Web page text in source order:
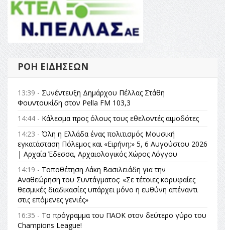
ΡΟΉ ΕΙΔΉΣΕΩΝ
13:39 - Συνέντευξη Δημάρχου Πέλλας Στάθη
Φουντουκίδη στον Pella FM 103,3
14:44 - Κάλεσμα προς όλους τους εθελοντές αιμοδότες
14:23 - Όλη η Ελλάδα ένας πολιτισμός Μουσική
εγκατάσταση Πόλεμος και «Ειρήνη;» 5, 6 Αυγούστου 2026
| Αρχαία Έδεσσα, Αρχαιολογικός Χώρος Λόγγου
14:19 - Τοποθέτηση Λάκη Βασιλειάδη για την
Αναθεώρηση του Συντάγματος: «Σε τέτοιες κορυφαίες
θεσμικές διαδικασίες υπάρχει μόνο η ευθύνη απέναντι
στις επόμενες γενιές»
16:35 - Το πρόγραμμα του ΠΑΟΚ στον δεύτερο γύρο του
Champions League!